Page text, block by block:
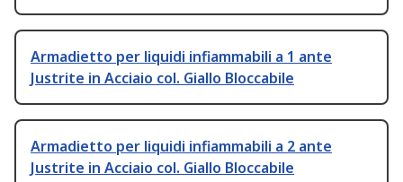
Armadietto per liquidi infiammabili a 1 ante
Justrite in Acciaio col. Giallo Bloccabile
Armadietto per liquidi infiammabili a 2 ante
Justrite in Acciaio col. Giallo Bloccabile